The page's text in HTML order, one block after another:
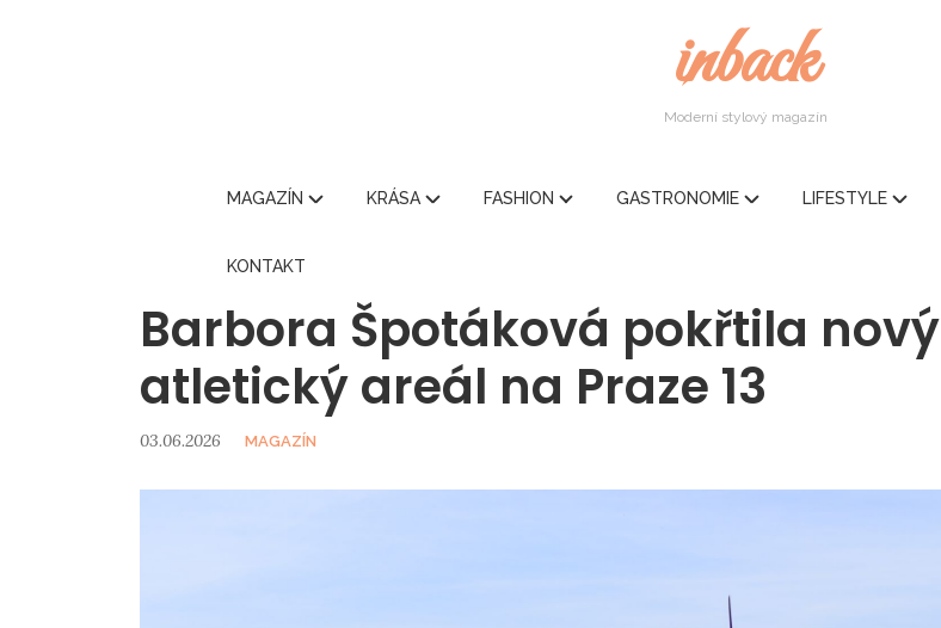
inback
Moderní stylový magazín
MAGAZÍN KRÁSA FASHION GASTRONOMIE LIFESTYLE
KONTAKT
Barbora Špotáková pokřtila nový
atletický areál na Praze 13
03.06.2026 MAGAZÍN